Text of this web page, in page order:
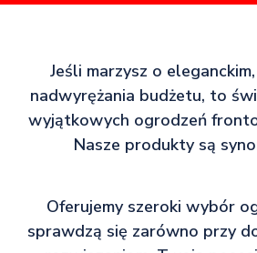
Jeśli marzysz o
nadwyrężania budżetu, to
wyjątkowych ogrodzeń
Nasze produkty są
Oferujemy szeroki wybór
sprawdzą się zarówno przy